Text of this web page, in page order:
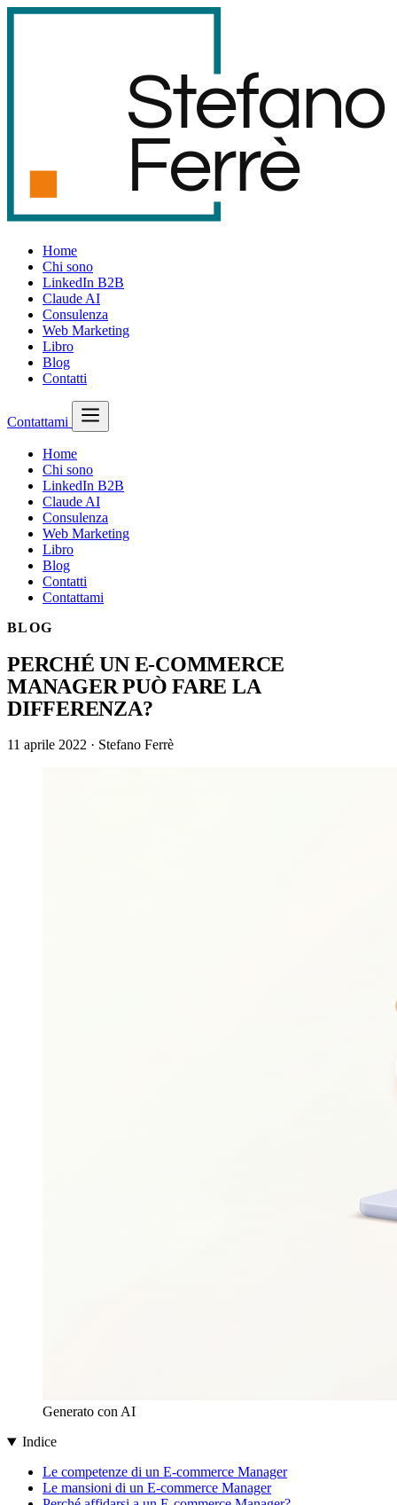
Stefano
Ferrè
Home
Chi sono
LinkedIn B2B
Claude AI
Consulenza
Web Marketing
Libro
Blog
Contatti
Contattami
Home
Chi sono
LinkedIn B2B
Claude AI
Consulenza
Web Marketing
Libro
Blog
Contatti
Contattami
BLOG
PERCHÉ UN E-COMMERCE
MANAGER PUÒ FARE LA
DIFFERENZA?
11 aprile 2022 · Stefano Ferrè
Generato con AI
Indice
Le competenze di un E-commerce Manager
Le mansioni di un E-commerce Manager